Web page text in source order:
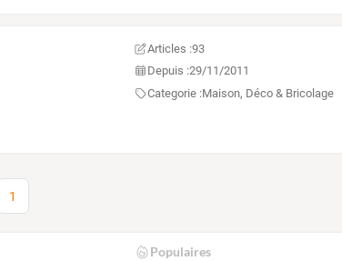
Articles :93
Depuis :29/11/2011
Categorie :Maison, Déco & Bricolage
1
Populaires